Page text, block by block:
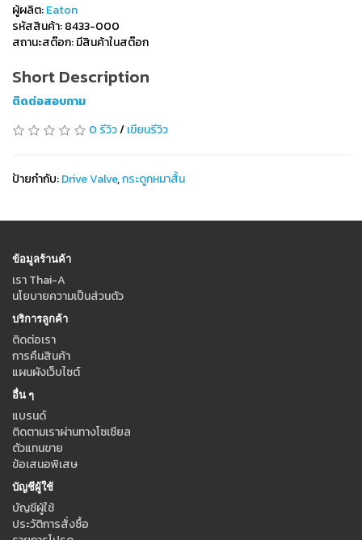
ผู้ผลิต:Eaton
รหัสสินค้า: 8433-000
สถานะสต๊อก: มีสินค้าในสต๊อก
Short Description
ติดต่อสอบถาม
0 รีวิว/เขียนรีวิว
ป้ายกำกับ:Drive Valve,กระดูกหมาสั้น
ข้อมูลร้านค้า
เรา Thai-A
นโยบายความเป็นส่วนตัว
บริการลูกค้า
ติดต่อเรา
การคืนสินค้า
แผนผังเว็บไซต์
อื่น ๆ
แบรนด์
ติดตามเราผ่านทางโซเชียล
ตัวแทนขาย
ข้อเสนอพิเสษ
บัญชีผู้ใช้
บัญชีผู้ใช้
ประวัติการสั่งซื้อ